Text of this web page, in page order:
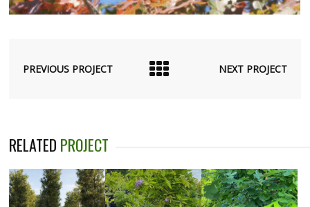
PREVIOUS PROJECT NEXT PROJECT
RELATED PROJECT